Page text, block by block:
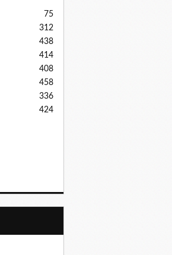
75
312
438
414
408
458
336
424